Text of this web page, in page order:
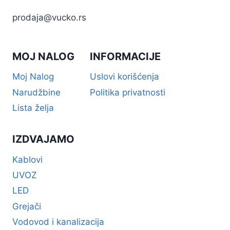
prodaja@vucko.rs
MOJ NALOG
Moj Nalog
Narudžbine
Lista želja
INFORMACIJE
Uslovi korišćenja
Politika privatnosti
IZDVAJAMO
Kablovi
UVOZ
LED
Grejači
Vodovod i kanalizacija